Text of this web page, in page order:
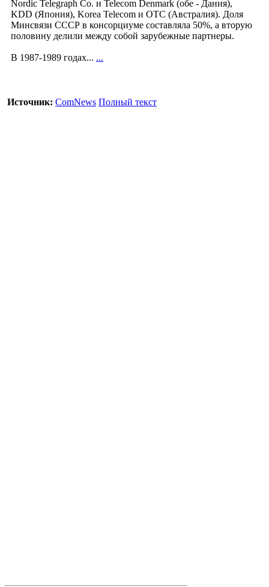
Nordic Telegraph Co. и Telecom Denmark (обе - Дания),
KDD (Япония), Korea Telecom и OTC (Австралия). Доля
Минсвязи СССР в консорциуме составляла 50%, а вторую
половину делили между собой зарубежные партнеры.
В 1987-1989 годах... ...
Источник: ComNews Полный текст